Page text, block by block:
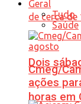
Dois
horas em
Geral
Tudo
Saúde
Cmeg/
ações